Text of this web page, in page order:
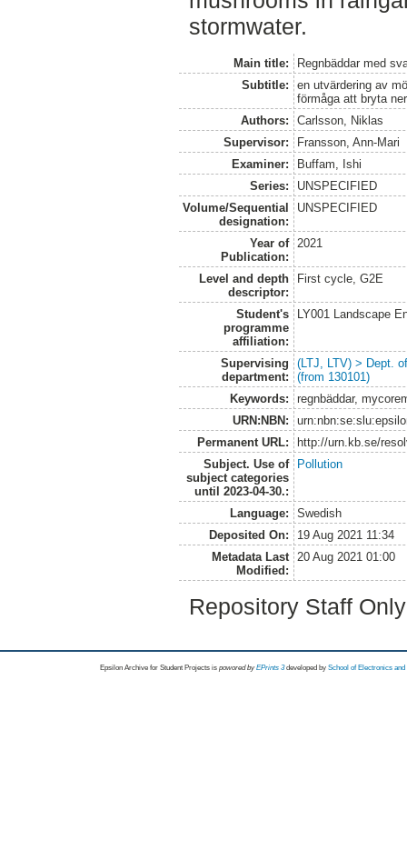
stormwater.
Main title:
Regnbäddar med
Subtitle:
en utvärdering av
förmåga att bryta
Authors:
Carlsson, Niklas
Supervisor:
Fransson, Ann-Mari
Examiner:
Buffam, Ishi
Series:
UNSPECIFIED
Volume/Sequential
designation:
UNSPECIFIED
Year of
Publication:
2021
Level and depth
descriptor:
First cycle, G2E
Student's
programme
affiliation:
LY001 Landscape
Supervising
department:
(LTJ, LTV) > Dept.
(from 130101)
Keywords:
regnbäddar,
URN:NBN:
Permanent URL:
http://urn.kb.se/
Subject. Use of
subject categories
until 2023-04-30.:
Pollution
Language:
Swedish
Deposited On:
19 Aug 2021 11:34
Metadata Last
Modified:
20 Aug 2021 01:00
Repository Staff
Epsilon Archive for Student Projects is powored byEPrints 3 developed by School of Electronics